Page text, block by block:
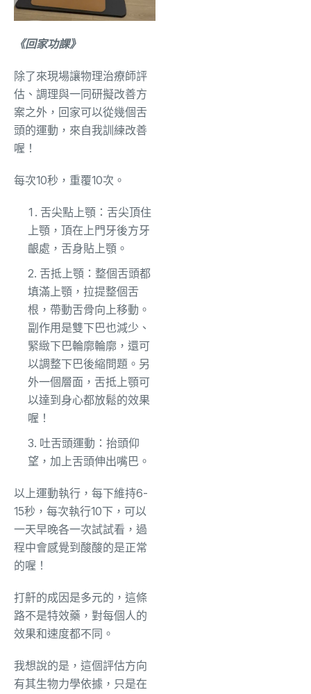
《回家功課》
除了來現場讓物理治療師評
估、調理與一同研擬改善方
案之外，回家可以從幾個舌
頭的運動，來自我訓練改善
喔！
每次10秒，重覆10次。
舌尖點上顎：舌尖頂住
上顎，頂在上門牙後方牙
齦處，舌身貼上顎。
舌抵上顎：整個舌頭都
填滿上顎，拉提整個舌
根，帶動舌骨向上移動。
副作用是雙下巴也減少、
緊緻下巴輪廓輪廓，還可
以調整下巴後縮問題。另
外一個層面，舌抵上顎可
以達到身心都放鬆的效果
喔！
吐舌頭運動：抬頭仰
望，加上舌頭伸出嘴巴。
以上運動執行，每下維持6-
15秒，每次執行10下，可以
一天早晚各一次試試看，過
程中會感覺到酸酸的是正常
的喔！
打鼾的成因是多元的，這條
路不是特效藥，對每個人的
效果和速度都不同。
我想說的是，這個評估方向
有其生物力學依據，只是在